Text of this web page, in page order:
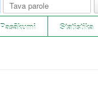
Pasākumi Statistika